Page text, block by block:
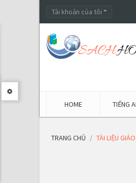
Tài khoản của tôi
HOME TIẾNG
TRANG CHỦ TÀI LIỆU